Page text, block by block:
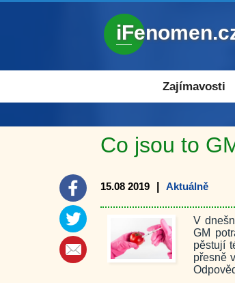
Zajímavosti
Co jsou to
15.08 2019 Aktuálně
V
GM
pěstují
přesně